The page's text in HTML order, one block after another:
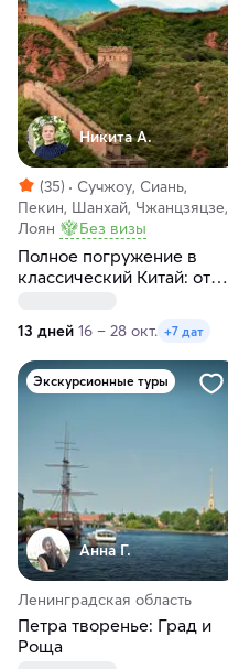
Никита А.
(35)
Сучжоу, Сиань,
Пекин, Шанхай, Чжанцзяцзе,
Лоян
Без визы
Полное погружение в
классический Китай: от
13 дней 16 – 28 окт. +7 дат
Экскурсионные туры
Анна Г.
Ленинградская область
Петра творенье: Град и
Роща